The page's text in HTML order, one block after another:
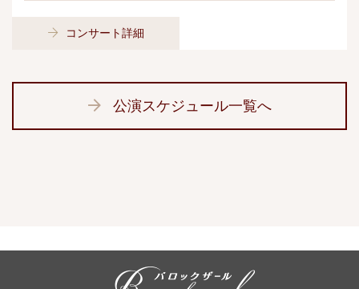
コンサート詳細
公演スケジュール一覧へ